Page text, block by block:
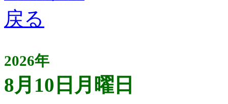
2026年
8月10日月曜日